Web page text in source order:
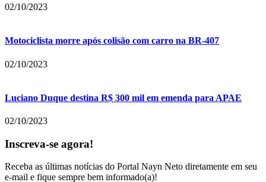
02/10/2023
Motociclista morre após colisão com carro na BR-407
02/10/2023
Luciano Duque destina R$ 300 mil em emenda para APAE
02/10/2023
Inscreva-se agora!
Receba as últimas notícias do Portal Nayn Neto diretamente em seu
e-mail e fique sempre bem informado(a)!